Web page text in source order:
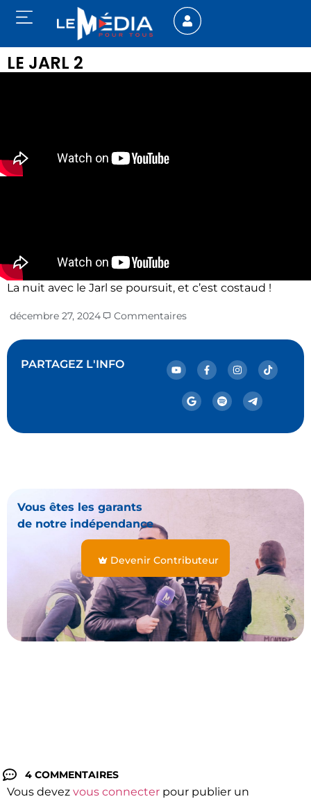
LE JARL 2
La nuit avec le Jarl se poursuit, et c’est costaud !
décembre 27, 2024 Commentaires
PARTAGEZ L'INFO
Vous êtes les garants
de notre indépendance
Devenir Contributeur
4 COMMENTAIRES
Vous devez vous connecter pour publier un